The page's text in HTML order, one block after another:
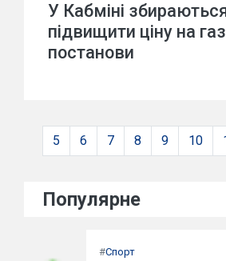
У Кабміні
підвищити ціну на
постанови
5 6 7 8 9 10
Популярне
#Спорт